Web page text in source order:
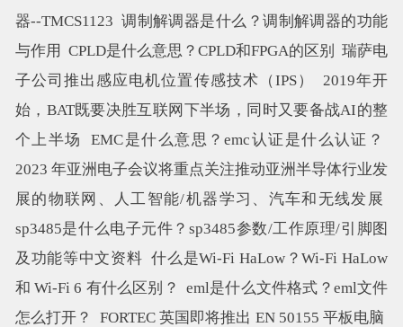
器--TMCS1123 调制解调器是什么？调制解调器的功能
与作用 CPLD是什么意思？CPLD和FPGA的区别
瑞萨电
子公司推出感应电机位置传感技术（IPS）
2019年开
始，BAT既要决胜互联网下半场，同时又要备战AI的整
个上半场
EMC是什么意思？emc认证是什么认证？
2023 年亚洲电子会议将重点关注推动亚洲半导体行业发
展的物联网、人工智能/机器学习、汽车和无线发展
sp3485是什么电子元件？sp3485参数/工作原理/引脚图
及功能等中文资料 什么是Wi-Fi HaLow？Wi-Fi HaLow
和 Wi-Fi 6 有什么区别？
eml是什么文件格式？eml文件
怎么打开？
FORTEC 英国即将推出 EN 50155 平板电脑